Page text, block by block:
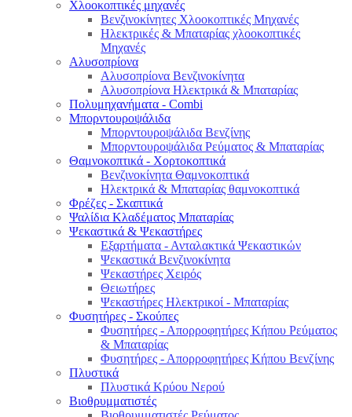
Χλοοκοπτικές μηχανές
Βενζινοκίνητες Χλοοκοπτικές Μηχανές
Ηλεκτρικές & Μπαταρίας χλοοκοπτικές
Μηχανές
Αλυσοπρίονα
Αλυσοπρίονα Βενζινοκίνητα
Αλυσοπρίονα Ηλεκτρικά & Μπαταρίας
Πολυμηχανήματα - Combi
Μπορντουροψάλιδα
Μπορντουροψάλιδα Βενζίνης
Μπορντουροψάλιδα Ρεύματος & Μπαταρίας
Θαμνοκοπτικά - Χορτοκοπτικά
Βενζινοκίνητα Θαμνοκοπτικά
Ηλεκτρικά & Μπαταρίας θαμνοκοπτικά
Φρέζες - Σκαπτικά
Ψαλίδια Κλαδέματος Μπαταρίας
Ψεκαστικά & Ψεκαστήρες
Εξαρτήματα - Ανταλακτικά Ψεκαστικών
Ψεκαστικά Βενζινοκίνητα
Ψεκαστήρες Χειρός
Θειωτήρες
Ψεκαστήρες Ηλεκτρικοί - Μπαταρίας
Φυσητήρες - Σκούπες
Φυσητήρες - Απορροφητήρες Κήπου Ρεύματος
& Μπαταρίας
Φυσητήρες - Απορροφητήρες Κήπου Βενζίνης
Πλυστικά
Πλυστικά Κρύου Νερού
Βιοθρυμματιστές